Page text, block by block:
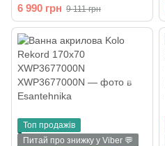
SN14, 5341000
6 990 грн 9 111 грн
Топ продажів
Питай про знижку у Viber 💬